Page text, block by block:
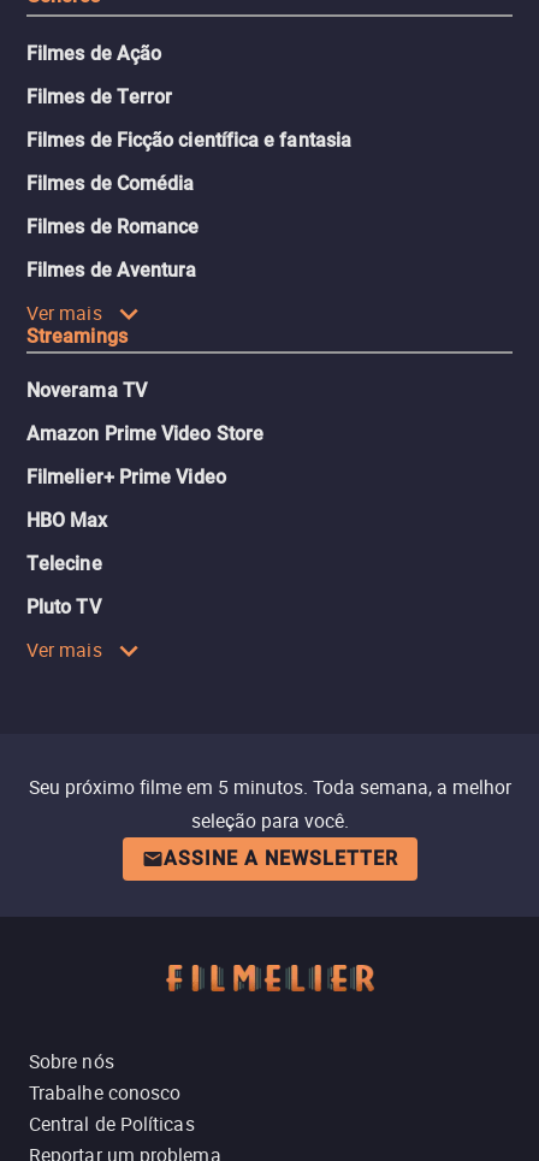
Filmes de Ação
Filmes de Terror
Filmes de Ficção científica e fantasia
Filmes de Comédia
Filmes de Romance
Filmes de Aventura
Ver mais
Streamings
Noverama TV
Amazon Prime Video Store
Filmelier+ Prime Video
HBO Max
Telecine
Pluto TV
Ver mais
Seu próximo filme em 5 minutos. Toda semana, a melhor
seleção para você.
ASSINE A NEWSLETTER
Sobre nós
Trabalhe conosco
Central de Políticas
Reportar um problema